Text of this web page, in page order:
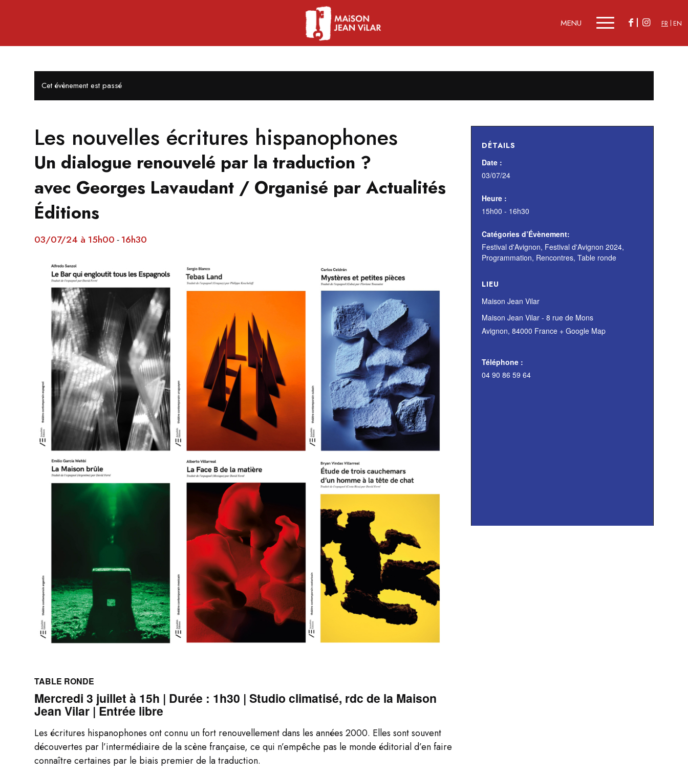
FR EN
Cet évènement est passé
Les nouvelles écritures hispanophones
Un dialogue renouvelé par la traduction ?
avec Georges Lavaudant / Organisé par Actualités
Éditions
03/07/24 à 15h00 - 16h30
TABLE RONDE
Mercredi 3 juillet à 15h | Durée : 1h30 | Studio climatisé, rdc de la Maison
Jean Vilar | Entrée libre
Les écritures hispanophones ont connu un fort renouvellement dans les années 2000. Elles sont souvent
découvertes par l’intermédiaire de la scène française, ce qui n’empêche pas le monde éditorial d’en faire
connaître certaines par le biais premier de la traduction.
DÉTAILS
Date :
03/07/24
Heure :
15h00 - 16h30
Catégories d’Évènement:
Festival d'Avignon, Festival d'Avignon 2024,
Programmation, Rencontres, Table ronde
LIEU
Maison Jean Vilar
Maison Jean Vilar - 8 rue de Mons
Avignon, 84000 France + Google Map
Téléphone :
04 90 86 59 64